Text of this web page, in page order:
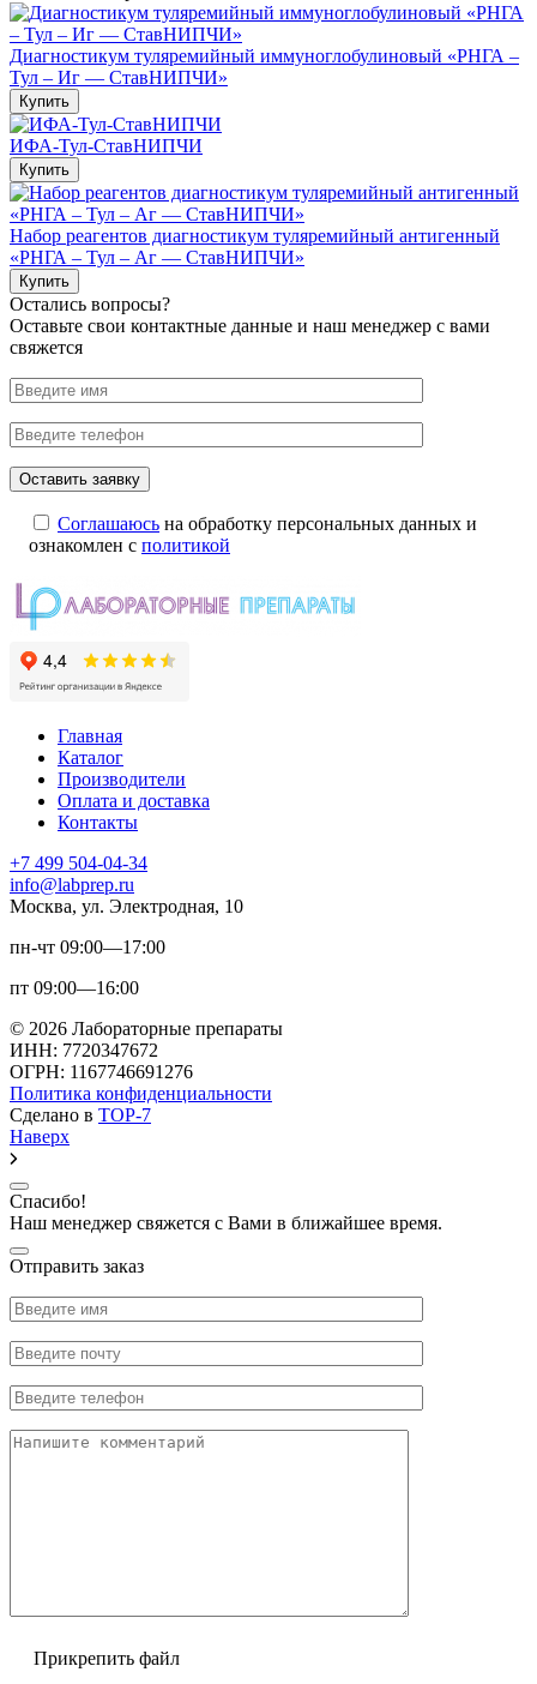
Диагностикум туляремийный иммуноглобулиновый «РНГА –
Тул – Иг — СтавНИПЧИ»
Купить
ИФА-Тул-СтавНИПЧИ
Купить
Набор реагентов диагностикум туляремийный антигенный
«РНГА – Тул – Аг — СтавНИПЧИ»
Купить
Остались вопросы?
Оставьте свои контактные данные и наш менеджер с вами
свяжется
Соглашаюсь на обработку персональных данных и
ознакомлен с политикой
Главная
Каталог
Производители
Оплата и доставка
Контакты
+7 499 504-04-34
info@labprep.ru
Москва, ул. Электродная, 10
пн-чт 09:00—17:00
пт 09:00—16:00
© 2026 Лабораторные препараты
ИНН: 7720347672
ОГРН: 1167746691276
Политика конфиденциальности
Сделано в TOP-7
Наверх
Спасибо!
Наш менеджер свяжется с Вами в ближайшее время.
Отправить заказ
Прикрепить файл